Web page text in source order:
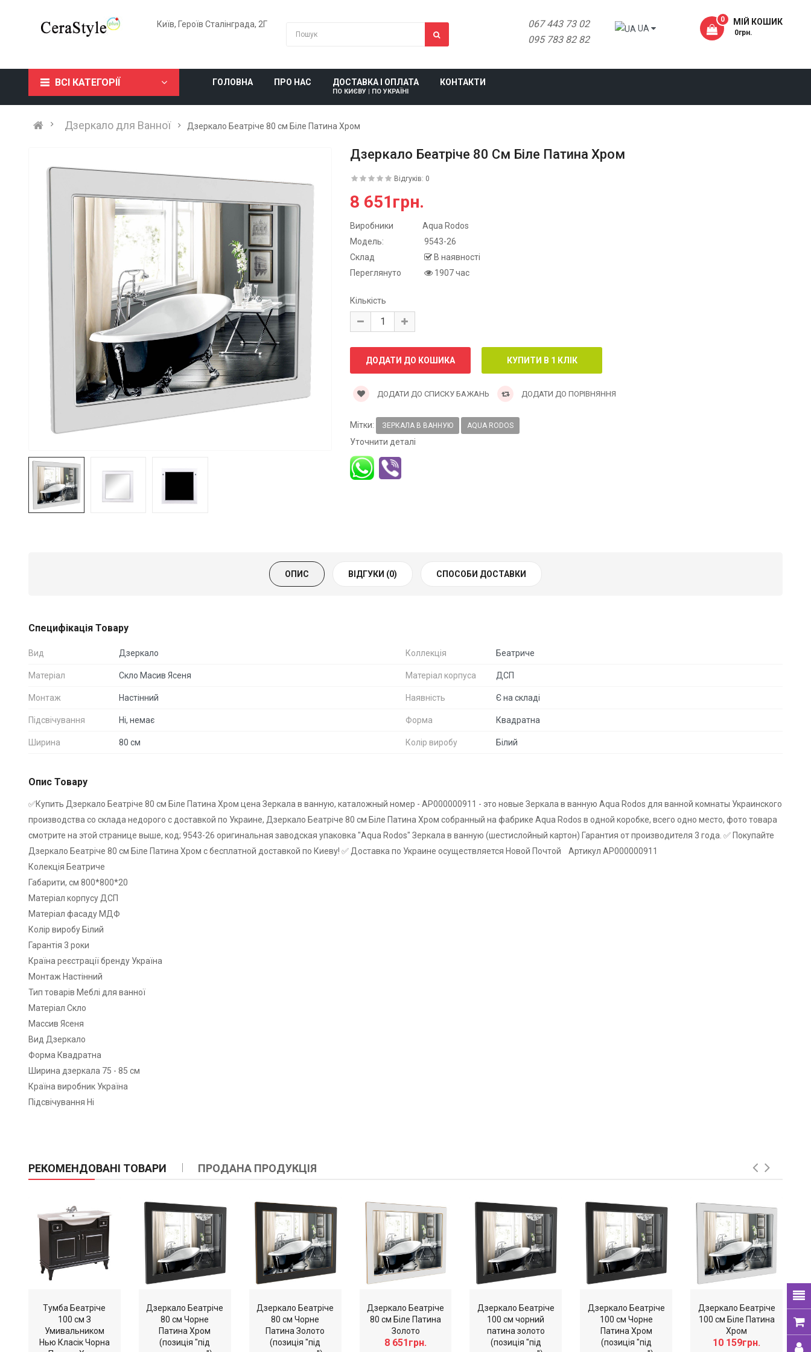
Київ, Героїв Сталінграда, 2Г
067 443 73 02
095 783 82 82
UA
МІЙ КОШИК
0
- 0грн.
ВСІ КАТЕГОРІЇ ГОЛОВНА ПРО НАС ДОСТАВКА І ОПЛАТА
ПО КИЄВУ | ПО УКРАЇНІ
КОНТАКТИ
Дзеркало для Ванної Дзеркало Беатріче 80 см Біле Патина Хром
Дзеркало Беатріче 80 См Біле Патина Хром
Відгуків: 0
8 651грн.
Виробники
Aqua Rodos
Модель:
9543-26
Склад
В наявності
Переглянуто
1907 час
Кількість
ДОДАТИ ДО СПИСКУ БАЖАНЬ ДОДАТИ ДО ПОРІВНЯННЯ
Мітки: ЗЕРКАЛА В ВАННУЮ AQUA RODOS
Уточнити деталі
ОПИС ВІДГУКИ (0) СПОСОБИ ДОСТАВКИ
Специфікація Товару
Вид Дзеркало Коллекція Беатриче
Матеріал Скло Масив Ясеня Матеріал корпуса ДСП
Монтаж Настінний Наявність Є на складі
Підсвічування Ні, немає Форма Квадратна
Ширина 80 см Колір виробу Білий
Опис Товару
✅Купить Дзеркало Беатріче 80 см Біле Патина Хром цена Зеркала в ванную, каталожный номер - АР000000911 - это новые Зеркала в ванную Aqua Rodos для ванной комнаты Украинского
производства со склада недорого с доставкой по Украине, Дзеркало Беатріче 80 см Біле Патина Хром собранный на фабрике Aqua Rodos в одной коробке, всего одно место, фото товара
смотрите на этой странице выше, код; 9543-26 оригинальная заводская упаковка "Aqua Rodos" Зеркала в ванную (шестислойный картон) Гарантия от производителя 3 года. ✅ Покупайте
Дзеркало Беатріче 80 см Біле Патина Хром с бесплатной доставкой по Киеву! ✅ Доставка по Украине осуществляется Новой Почтой Артикул АР000000911
Колекція Беатриче
Габарити, см 800*800*20
Матеріал корпусу ДСП
Матеріал фасаду МДФ
Колір виробу Білий
Гарантія 3 роки
Країна реєстрації бренду Україна
Монтаж Настінний
Тип товарів Меблі для ванної
Матеріал Скло
Массив Ясеня
Вид Дзеркало
Форма Квадратна
Ширина дзеркала 75 - 85 см
Країна виробник Україна
Підсвічування Ні
РЕКОМЕНДОВАНІ ТОВАРИ ПРОДАНА ПРОДУКЦІЯ
Тумба Беатріче
100 см З
Умивальником
Нью Класік Чорна
Дзеркало Беатріче
80 см Чорне
Патина Хром
(позиція "під
Дзеркало Беатріче
80 см Чорне
Патина Золото
(позиція "під
Дзеркало Беатріче
80 см Біле Патина
Золото
8 651грн.
Дзеркало Беатріче
100 см чорний
патина золото
(позиція "під
Дзеркало Беатріче
100 см Чорне
Патина Хром
(позиція "під
Дзеркало Беатріче
100 см Біле Патина
Хром
10 159грн.